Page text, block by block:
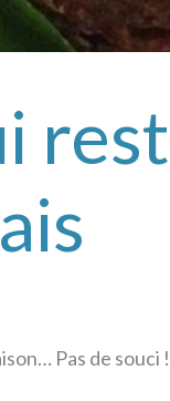
Pas de souci